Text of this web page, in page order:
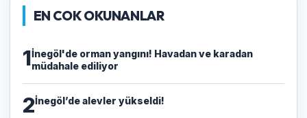
EN COK OKUNANLAR
1İnegöl'de orman yangını! Havadan ve karadan
müdahale ediliyor
2İnegöl’de alevler yükseldi!